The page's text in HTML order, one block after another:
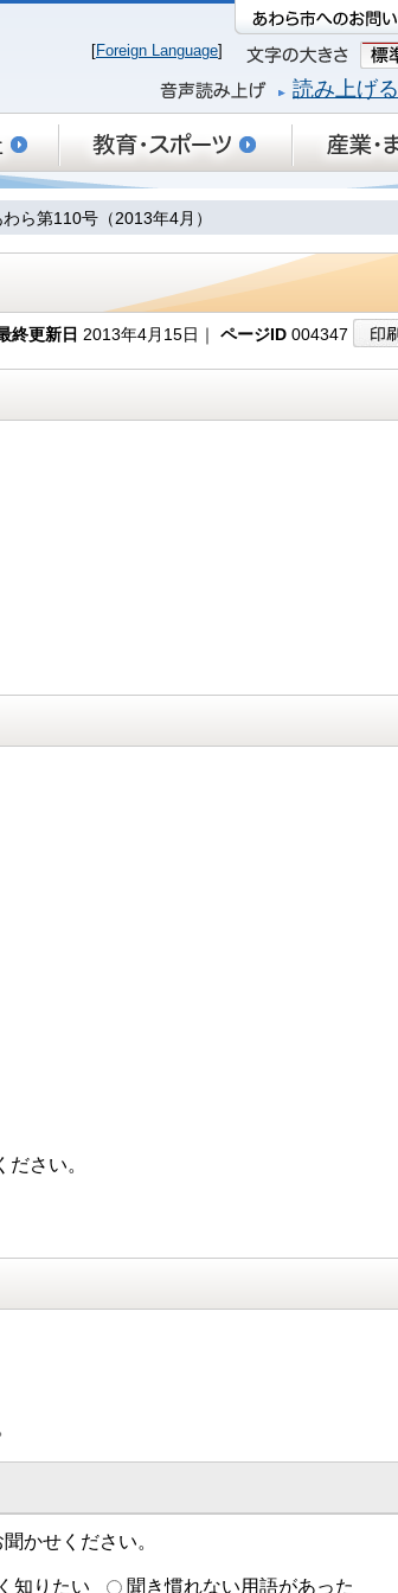
[Foreign Language]
読み上げる
ら第110号（2013年4月）
終更新日 2013年4月15日｜ ページID 004347
さい。
かせください。
知りたい 聞き慣れない用語があった